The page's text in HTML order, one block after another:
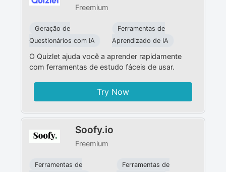
Freemium
Geração de
Questionários com IA
Ferramentas de
Aprendizado de IA
O Quizlet ajuda você a aprender rapidamente
com ferramentas de estudo fáceis de usar.
Try Now
Soofy.io
Freemium
Ferramentas de
Ferramentas de